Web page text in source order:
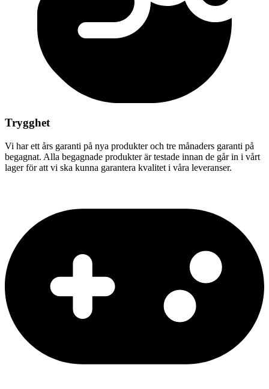
Trygghet
Vi har ett års garanti på nya produkter och tre månaders garanti på
begagnat. Alla begagnade produkter är testade innan de går in i vårt
lager för att vi ska kunna garantera kvalitet i våra leveranser.